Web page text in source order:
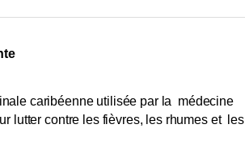
caribéenne utilisée par la médecine
lutter contre les fièvres, les rhumes et les